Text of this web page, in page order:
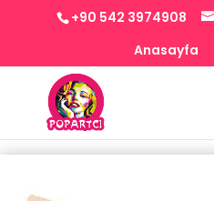
+90 542 3974908
Anasayfa